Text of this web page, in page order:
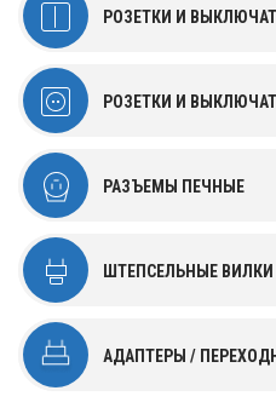
РОЗЕТКИ И
РОЗЕТКИ И
РАЗЪЕМЫ ПЕЧНЫЕ
ШТЕПСЕЛЬНЫЕ ВИЛКИ
АДАПТЕРЫ /